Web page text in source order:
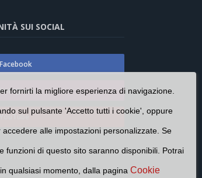
SUI SOCIAL
fornirti la migliore esperienza di navigazione.
sul pulsante 'Accetto tutti i cookie', oppure
alle impostazioni personalizzate. Se
funzioni di questo sito saranno disponibili. Potrai
qualsiasi momento, dalla pagina Cookie